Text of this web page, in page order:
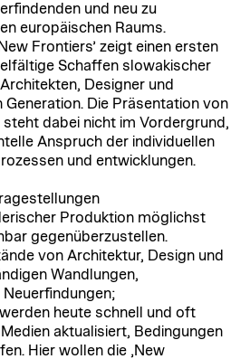
und neu zu
europäischen Raums.
Frontiers’ zeigt einen ersten
Schaffen slowakischer
Designer und
Generation. Die Präsentation von
dabei nicht im Vordergrund,
Anspruch der individuellen
und entwicklungen.
Produktion möglichst
gegenüberzustellen.
von Architektur, Design und
Wandlungen,
heute schnell und oft
aktualisiert, Bedingungen
Hier wollen die ‚New